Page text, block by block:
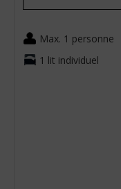
Max. 1 personne
1 lit individuel